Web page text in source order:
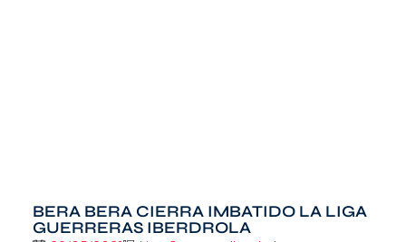
BERA BERA CIERRA IMBATIDO LA LIGA
GUERRERAS IBERDROLA